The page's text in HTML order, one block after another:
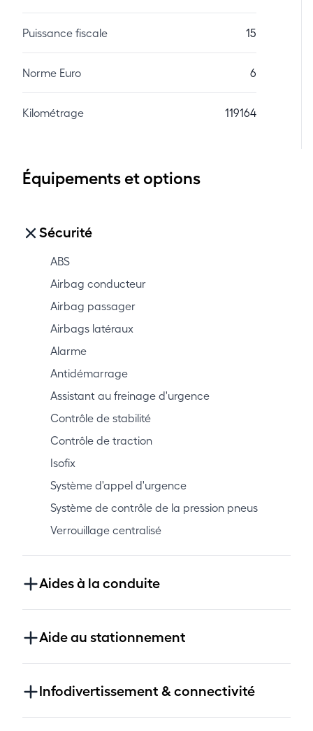
Puissance fiscale 15
Norme Euro 6
Kilométrage 119164
Équipements et options
Sécurité
ABS
Airbag conducteur
Airbag passager
Airbags latéraux
Alarme
Antidémarrage
Assistant au freinage d'urgence
Contrôle de stabilité
Contrôle de traction
Isofix
Système d'appel d'urgence
Système de contrôle de la pression pneus
Verrouillage centralisé
Aides à la conduite
Aide au stationnement
Infodivertissement & connectivité